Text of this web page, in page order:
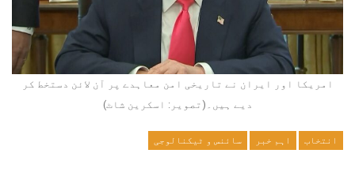
امریکا اور ایران نے تاریخی امن معاہدے پر آن لائن دستخط کر
دیے ہیں۔(تصویر: اسکرین شاٹ)
انتخاب اہم خبر سائنس و ٹیکنالوجی